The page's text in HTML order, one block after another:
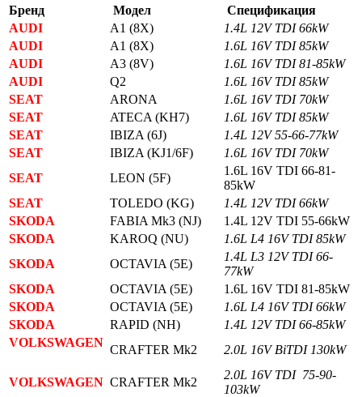
Бренд Модел
Спецификация
AUDI
A1 (8X)
1.4L 12V TDI 66kW
AUDI
A1 (8X)
1.6L 16V TDI 85kW
AUDI
A3 (8V)
1.6L 16V TDI 81-85kW
AUDI
Q2
1.6L 16V TDI 85kW
SEAT
ARONA
1.6L 16V TDI 70kW
SEAT
ATECA (KH7)
1.6L 16V TDI 85kW
SEAT
IBIZA (6J)
1.4L 12V 55-66-77kW
SEAT
IBIZA (KJ1/6F)
1.6L 16V TDI 70kW
SEAT
LEON (5F)
1.6L 16V TDI 66-81-
85kW
SEAT
TOLEDO (KG)
1.4L 12V TDI 66kW
SKODA
FABIA Mk3 (NJ)
1.4L 12V TDI 55-66kW
SKODA
KAROQ (NU)
1.6L L4 16V TDI 85kW
SKODA
OCTAVIA (5E)
1.4L L3 12V TDI 66-
77kW
SKODA
OCTAVIA (5E)
1.6L 16V TDI 81-85kW
SKODA
OCTAVIA (5E)
1.6L L4 16V TDI 66kW
SKODA
RAPID (NH)
1.4L 12V TDI 66-85kW
VOLKSWAGEN
CRAFTER Mk2 2.0L 16V BiTDI 130kW
VOLKSWAGEN CRAFTER Mk2
2.0L 16V TDI 75-90-
103kW